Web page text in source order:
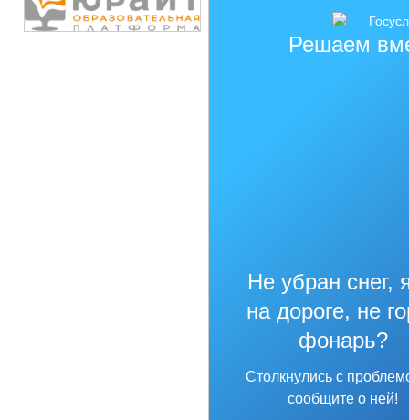
Решаем
Не убран снег,
на дороге, не
фонарь?
Столкнулись с
сообщите о ней!